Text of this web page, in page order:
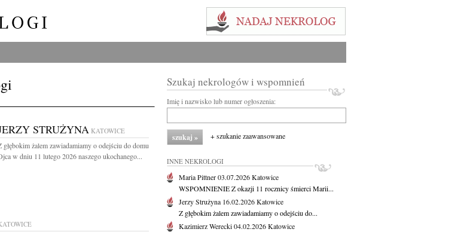
STRUŻYNA KATOWICE
głębokim żalem zawiadamiamy o odejściu do domu
w dniu 11 lutego 2026 naszego ukochanego...
Szukaj nekrologów i wspomnień
Imię i nazwisko lub numer ogłoszenia:
+ szukanie zaawansowane
INNE NEKROLOGI
Maria Pittner03.07.2026Katowice
WSPOMNIENIE Z okazji 11 rocznicy śmierci Marii...
Jerzy Strużyna 16.02.2026Katowice
Z głębokim żalem zawiadamiamy o odejściu do...
Kazimierz Werecki04.02.2026Katowice